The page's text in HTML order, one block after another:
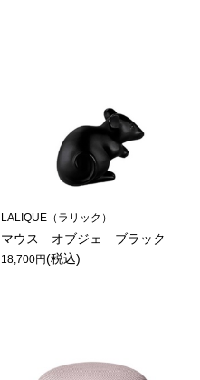
LALIQUE（ラリック）
マウス オブジェ ブラック
18,700円(税込)